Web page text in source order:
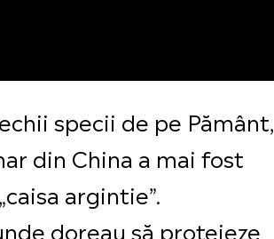
specii de pe Pământ,
din China a mai fost
argintie”.
doreau să protejeze